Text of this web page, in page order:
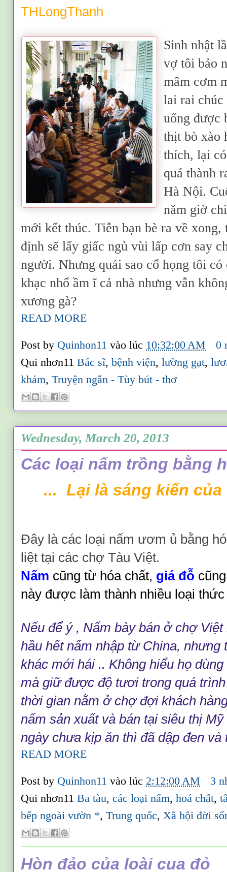
THLongThanh
Sinh nhật
vợ tôi bảo
mâm cơm
lai rai
uống được
thịt bò xào
thích, lại
quá thành
Hà Nội.
năm giờ
mới kết thúc. Tiễn bạn bè ra về
định sẽ lấy giấc ngủ vùi lấp cơn say
người. Nhưng quái sao cổ họng tôi
khạc nhổ ầm ĩ cả nhà nhưng vẫn
xương gà?
READ MORE
Post by Quinhon11vào lúc 10:32:00 AM
0
Qui nhơn11Bác sĩ,bệnh viện,lường gạt,
khám,Truyện ngắn - Tùy bút - thơ
Wednesday, March 20, 2013
Các loại nấm trồng bằng
... Lại là sáng kiến của
Đây là các loại nấm ươm ủ bằng
liệt tại các chợ Tàu Việt.
Nấm cũng từ hóa chất, giá đỗ
này được làm thành nhiều loại
Nếu để ý , Nấmbàybánở chợ Việt
hầu hếtnấm nhập từ China, nhưng
khác mới hái .. Không hiểu họ dùng
mà giữ được độ tươi trong quá tr
thời gian nằm ở chợ đợi khách
nấm sản xuất và bán tại siêu thị Mỹ
ngày chưa kịp ăn thì đã dập đen và
READ MORE
Post by Quinhon11vào lúc 2:12:00 AM
3
Qui nhơn11Ba tàu,các loại nấm,hoá chất,
bếp ngoài vườn *,Trung quốc,Xã hội đời
Hòn đảo của loài cua đỏ